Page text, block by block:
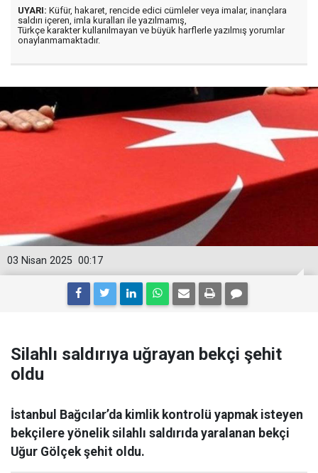
UYARI: Küfür, hakaret, rencide edici cümleler veya imalar, inançlara
saldırı içeren, imla kuralları ile yazılmamış,
Türkçe karakter kullanılmayan ve büyük harflerle yazılmış yorumlar
onaylanmamaktadır.
00:17
03 Nisan 2025
Silahlı saldırıya uğrayan bekçi şehit
oldu
İstanbul Bağcılar’da kimlik kontrolü yapmak isteyen
bekçilere yönelik silahlı saldırıda yaralanan bekçi
Uğur Gölçek şehit oldu.